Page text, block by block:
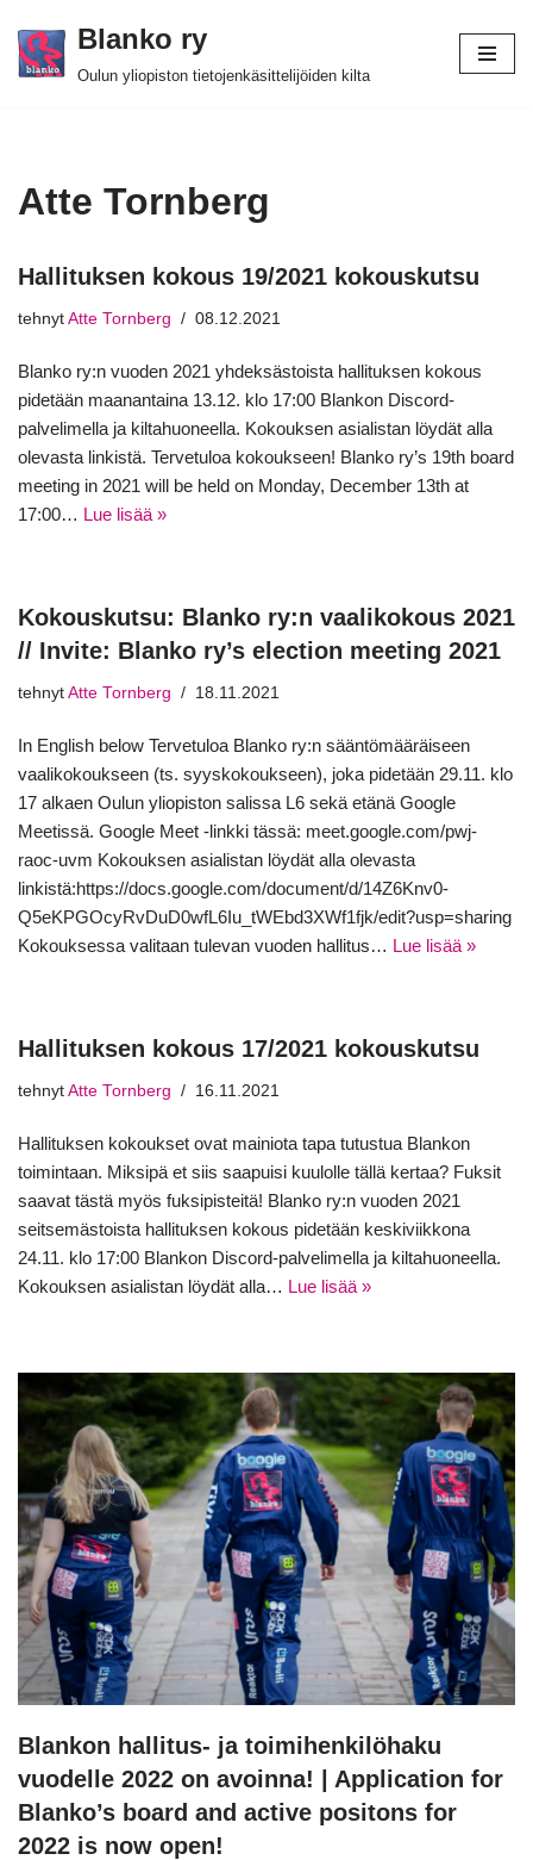
Siirry
Blanko ry
Oulun yliopiston tietojenkäsittelijöiden kilta
Atte Tornberg
Hallituksen kokous 19/2021 kokouskutsu
tehnyt Atte Tornberg 08.12.2021
Blanko ry:n vuoden 2021 yhdeksästoista hallituksen kokous
pidetään maanantaina 13.12. klo 17:00 Blankon Discord-
palvelimella ja kiltahuoneella. Kokouksen asialistan löydät alla
olevasta linkistä. Tervetuloa kokoukseen! Blanko ry’s 19th board
meeting in 2021 will be held on Monday, December 13th at
17:00… Lue lisää »
Kokouskutsu: Blanko ry:n vaalikokous 2021
// Invite: Blanko ry’s election meeting 2021
tehnyt Atte Tornberg 18.11.2021
In English below Tervetuloa Blanko ry:n sääntömääräiseen
vaalikokoukseen (ts. syyskokoukseen), joka pidetään 29.11. klo
17 alkaen Oulun yliopiston salissa L6 sekä etänä Google
Meetissä. Google Meet -linkki tässä: meet.google.com/pwj-
raoc-uvm Kokouksen asialistan löydät alla olevasta
linkistä:https://docs.google.com/document/d/14Z6Knv0-
Q5eKPGOcyRvDuD0wfL6Iu_tWEbd3XWf1fjk/edit?usp=sharing
Kokouksessa valitaan tulevan vuoden hallitus… Lue lisää »
Hallituksen kokous 17/2021 kokouskutsu
tehnyt Atte Tornberg 16.11.2021
Hallituksen kokoukset ovat mainiota tapa tutustua Blankon
toimintaan. Miksipä et siis saapuisi kuulolle tällä kertaa? Fuksit
saavat tästä myös fuksipisteitä! Blanko ry:n vuoden 2021
seitsemästoista hallituksen kokous pidetään keskiviikkona
24.11. klo 17:00 Blankon Discord-palvelimella ja kiltahuoneella.
Kokouksen asialistan löydät alla… Lue lisää »
Blankon hallitus- ja toimihenkilöhaku
vuodelle 2022 on avoinna! | Application for
Blanko’s board and active positons for
2022 is now open!